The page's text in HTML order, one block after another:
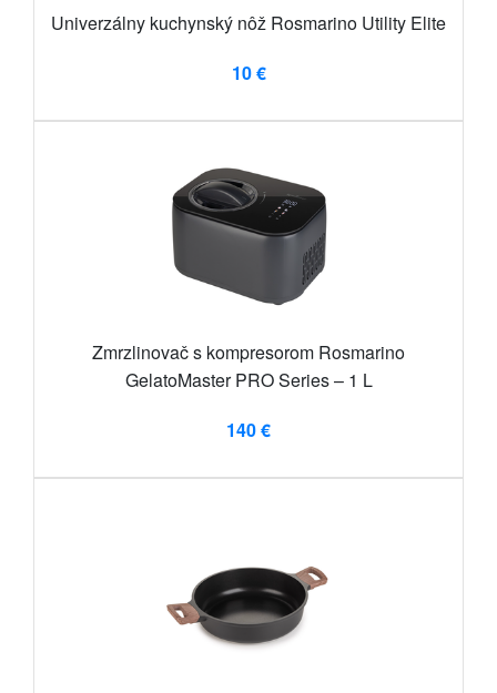
Univerzálny kuchynský nôž Rosmarino Utility Elite
10 €
Zmrzlinovač s kompresorom Rosmarino
GelatoMaster PRO Series – 1 L
140 €